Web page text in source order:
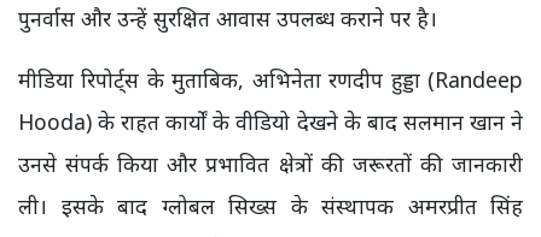
पुनर्वास और उन्हें सुरक्षित आवास उपलब्ध कराने पर है।
मीडिया रिपोर्ट्स के मुताबिक, अभिनेता रणदीप हुड्डा (Randeep
Hooda) के राहत कार्यों के वीडियो देखने के बाद सलमान खान ने
उनसे संपर्क किया और प्रभावित क्षेत्रों की जरूरतों की जानकारी
ली। इसके बाद ग्लोबल सिख्स के संस्थापक अमरप्रीत सिंह